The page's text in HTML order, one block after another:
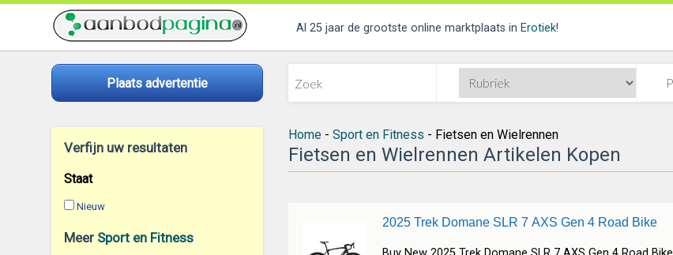
Al 25 jaar de grootste online marktplaats in Erotiek!
Plaats advertentie
Verfijn uw resultaten
Staat
Nieuw
Meer Sport en Fitness
Home- Sport en Fitness - Fietsen en Wielrennen
Fietsen en Wielrennen Artikelen Kopen
2025 Trek Domane SLR 7 AXS Gen 4 Road Bike